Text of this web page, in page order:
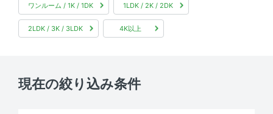
ワンルーム / 1K / 1DK 1LDK / 2K / 2DK
2LDK / 3K / 3LDK 4K以上
現在の絞り込み条件